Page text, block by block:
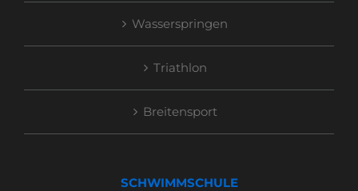
Wasserspringen
Triathlon
Breitensport
SCHWIMMSCHULE